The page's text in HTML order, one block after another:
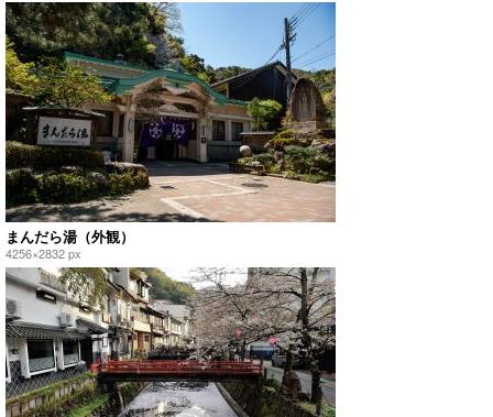
まんだら湯（外観）
4256×2832 px